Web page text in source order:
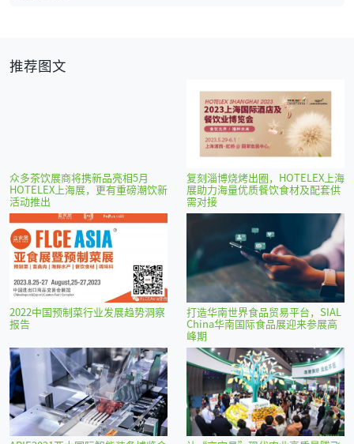
推荐图文
众多茶饮展商将携新品亮相5月
HOTELEX上海展，更有重磅潮饮新
活动推出
复刻淄博烧烤出圈，HOTELEX上海
展助力海量优质餐饮食材及配套供
需对接
2022中国预制菜行业发展趋势洞察
报告
打造华南世界食品贸易平台，SIAL
China华南国际食品展迎来参展高
峰期